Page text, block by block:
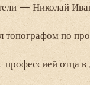
— Николай
топографом по
профессией отца